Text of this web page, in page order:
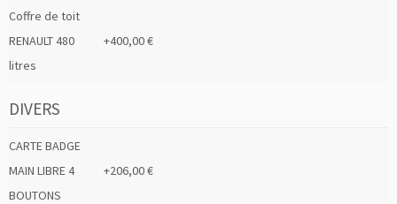
Coffre de toit
RENAULT 480
litres
+400,00 €
DIVERS
CARTE BADGE
MAIN LIBRE 4
BOUTONS
+206,00 €